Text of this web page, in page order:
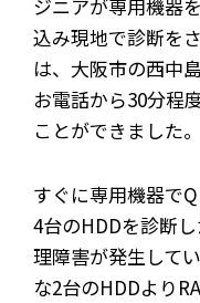
ジニアが専用機器
込み現地で診断を
は、大阪市の西中
お電話から30分程
ことができました。
すぐに専用機器で
4台のHDDを診断
理障害が発生して
な2台のHDDより